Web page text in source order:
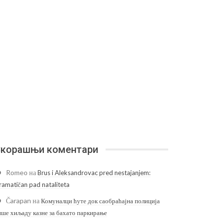
коментари
Romeo наBrus i Aleksandrovac pred nestajanjem:
pad nataliteta
Čarapan наКомуналци ћуте док саобраћајна полиција
хиљаду казне за бахато паркирање